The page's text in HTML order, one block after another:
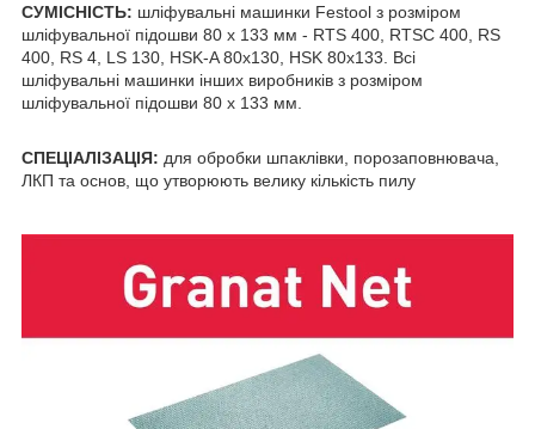
СУМІСНІСТЬ: шліфувальні машинки Festool з розміром
шліфувальної підошви 80 х 133 мм - RTS 400, RTSC 400, RS
400, RS 4, LS 130, HSK-A 80x130, HSK 80x133. Всі
шліфувальні машинки інших виробників з розміром
шліфувальної підошви 80 х 133 мм.
СПЕЦІАЛІЗАЦІЯ: для обробки шпаклівки, порозаповнювача,
ЛКП та основ, що утворюють велику кількість пилу